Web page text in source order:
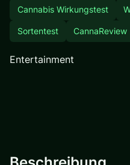
Cannabis Wirkungstest
Sortentest CannaReview
Entertainment